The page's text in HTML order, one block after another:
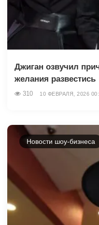
Джиган озвучил
желания развестись
310 10 ФЕВРАЛЯ, 2026
Новости шоу-бизнеса